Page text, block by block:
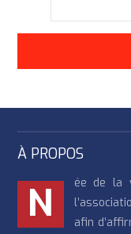
À PROPOS
N
ée de la
afin